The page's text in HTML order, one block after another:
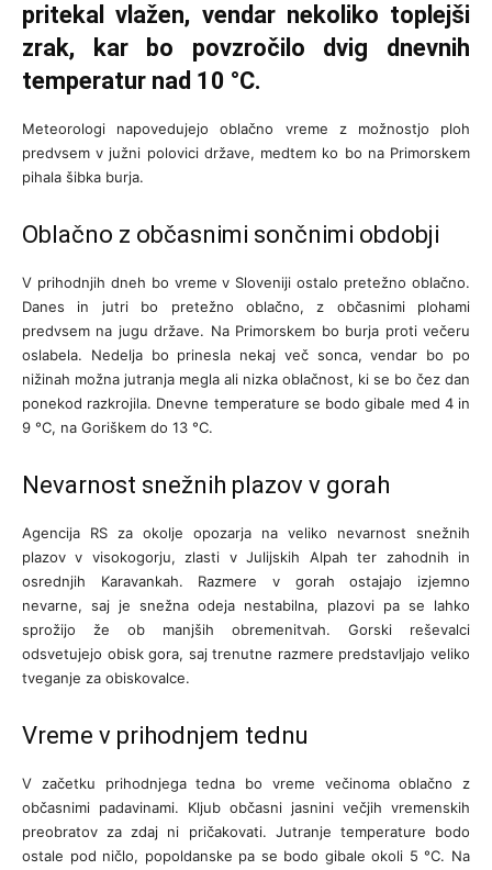
pritekal vlažen, vendar nekoliko toplejši
zrak, kar bo povzročilo dvig dnevnih
temperatur nad 10 °C.
Meteorologi napovedujejo oblačno vreme z možnostjo ploh
predvsem v južni polovici države, medtem ko bo na Primorskem
pihala šibka burja.
Oblačno z občasnimi sončnimi obdobji
V prihodnjih dneh bo vreme v Sloveniji ostalo pretežno oblačno.
Danes in jutri bo pretežno oblačno, z občasnimi plohami
predvsem na jugu države. Na Primorskem bo burja proti večeru
oslabela. Nedelja bo prinesla nekaj več sonca, vendar bo po
nižinah možna jutranja megla ali nizka oblačnost, ki se bo čez dan
ponekod razkrojila. Dnevne temperature se bodo gibale med 4 in
9 °C, na Goriškem do 13 °C.
Nevarnost snežnih plazov v gorah
Agencija RS za okolje opozarja na veliko nevarnost snežnih
plazov v visokogorju, zlasti v Julijskih Alpah ter zahodnih in
osrednjih Karavankah. Razmere v gorah ostajajo izjemno
nevarne, saj je snežna odeja nestabilna, plazovi pa se lahko
sprožijo že ob manjših obremenitvah. Gorski reševalci
odsvetujejo obisk gora, saj trenutne razmere predstavljajo veliko
tveganje za obiskovalce.
Vreme v prihodnjem tednu
V začetku prihodnjega tedna bo vreme večinoma oblačno z
občasnimi padavinami. Kljub občasni jasnini večjih vremenskih
preobratov za zdaj ni pričakovati. Jutranje temperature bodo
ostale pod ničlo, popoldanske pa se bodo gibale okoli 5 °C. Na